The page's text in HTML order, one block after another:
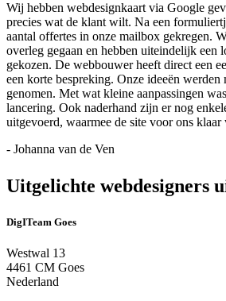
Wij hebben webdesignkaart via Google
precies wat de klant wilt. Na een
aantal offertes in onze mailbox gekregen.
overleg gegaan en hebben uiteindelijk een
gekozen. De webbouwer heeft direct een
een korte bespreking. Onze ideeën werden
genomen. Met wat kleine aanpassingen
lancering. Ook naderhand zijn er nog
uitgevoerd, waarmee de site voor ons klaar
- Johanna van de Ven
Uitgelichte webdesigners
DigITeam Goes
Westwal 13
4461 CM Goes
Nederland